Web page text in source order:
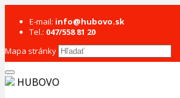
E-mail: info@hubovo.sk
Tel.: 047/558 81 20
Mapa stránky
HUBOVO